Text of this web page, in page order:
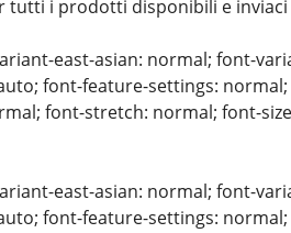
i prodotti disponibili e inviaci
east-asian: normal; font-
font-feature-settings:
font-stretch: normal; font-
east-asian: normal; font-
font-feature-settings: